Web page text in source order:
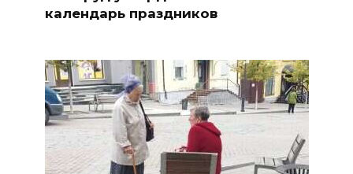
календарь праздников